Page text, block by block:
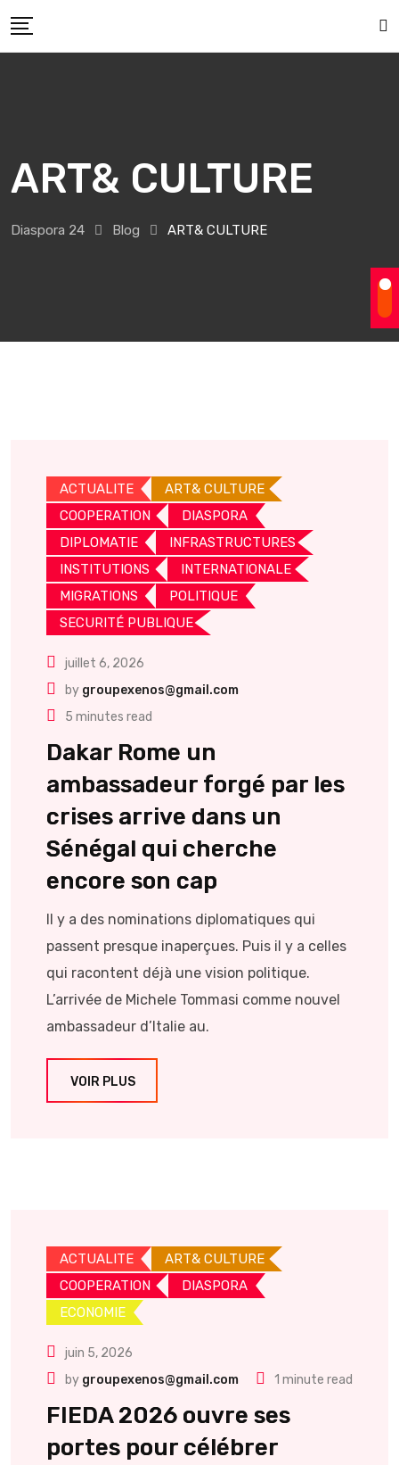
to
ART& CULTURE
Diaspora 24 Blog ART& CULTURE
ACTUALITE
ART& CULTURE
COOPERATION
DIASPORA
DIPLOMATIE
INFRASTRUCTURES
INSTITUTIONS
INTERNATIONALE
MIGRATIONS
POLITIQUE
SECURITÉ PUBLIQUE
juillet 6, 2026
by groupexenos@gmail.com
5 minutes read
Dakar Rome un
ambassadeur forgé par les
crises arrive dans un
Sénégal qui cherche
encore son cap
Il y a des nominations diplomatiques qui
passent presque inaperçues. Puis il y a celles
qui racontent déjà une vision politique.
L’arrivée de Michele Tommasi comme nouvel
ambassadeur d’Italie au.
VOIR PLUS
ACTUALITE
ART& CULTURE
COOPERATION
DIASPORA
ECONOMIE
juin 5, 2026
by groupexenos@gmail.com 1 minute read
FIEDA 2026 ouvre ses
portes pour célébrer